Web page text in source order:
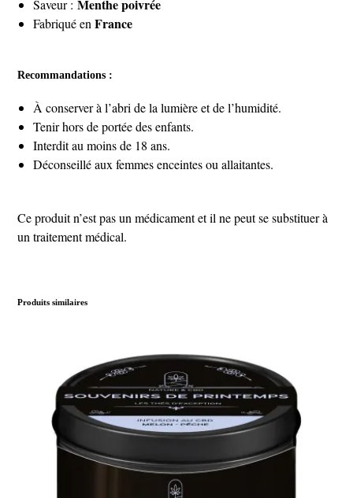
Saveur :Menthe poivrée
Fabriqué en France
Recommandations :
À conserver à l’abri de la lumière et de l’humidité.
Tenir hors de portée des enfants.
Interdit au moins de 18 ans.
Déconseillé aux femmes enceintes ou allaitantes.
Ce produit n’est pas un médicament et il ne peut se substituer à
un traitement médical.
Produits similaires